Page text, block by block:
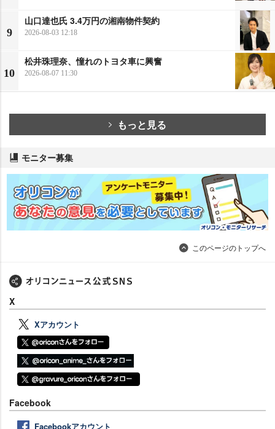
9
山口達也氏 3.4万円の湘南物件契約
2026-08-03 12:18
10
松井珠理奈、憧れのトヨタ車に興奮
2026-08-07 11:30
もっと見る
モニター募集
このページのトップへ
X
Xアカウント
Facebook
Facebookアカウント